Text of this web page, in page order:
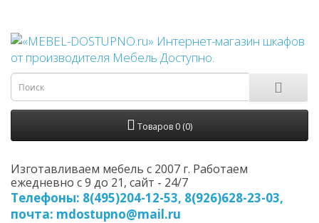
Товаров 0 (0)
Изготавливаем мебель с 2007 г. Работаем
ежедневно с 9 до 21, cайт - 24/7
Телефоны: 8(495)204-12-53, 8(926)628-23-03,
почта: mdostupno@mail.ru